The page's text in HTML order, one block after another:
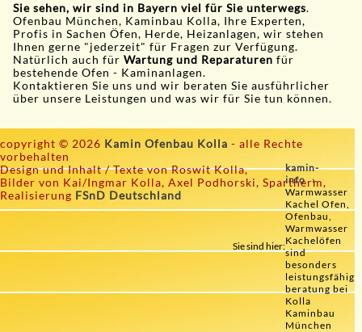
Sie sehen, wir sind in Bayern viel für Sie unterwegs.
Ofenbau München, Kaminbau Kolla, Ihre Experten,
Profis in Sachen Öfen, Herde, Heizanlagen, wir stehen
Ihnen gerne "jederzeit" für Fragen zur Verfügung.
Natürlich auch fürWartung und Reparaturen für
bestehende Ofen - Kaminanlagen.
Kontaktieren Sie uns und wir beraten Sie ausführlicher
über unsere Leistungen und was wir für Sie tun können.
copyright © 2026 Kamin Ofenbau Kolla - alle Rechte
vorbehalten
Design und Inhalt / Texte von Roswit Kolla,
Bilder von Kai/Ingmar Kolla, Axel Podhorski, Spartherm,
Realisierung FSnD Deutschland
Sie sind hier:
kamin-
info
Warmwasser
Kachel Ofen,
Ofenbau,
Warmwasser
Kachelöfen
sind
besonders
leistungsfähig
beratung bei
Kolla
Kaminbau
München